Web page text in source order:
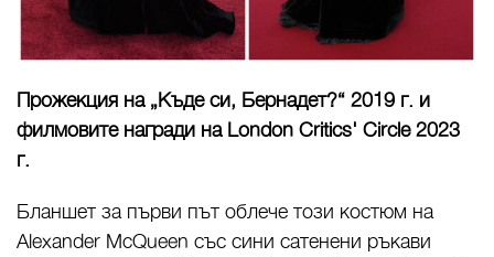
Прожекция на „Къде си, Бернадет?“ 2019 г. и
филмовите награди на London Critics' Circle 2023
г.
Бланшет за първи път облече този костюм на
Alexander McQueen със сини сатенени ръкави